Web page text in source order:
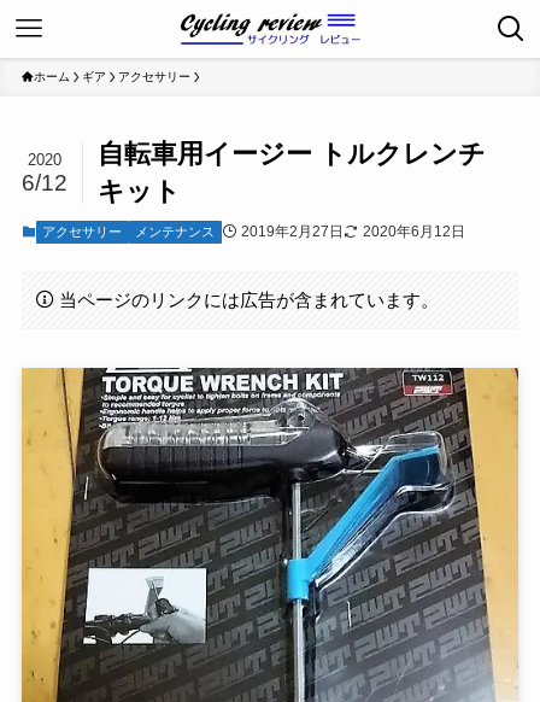
ホーム ギア アクセサリー
自転車用イージー トルクレンチ
キット
2020
6/12
アクセサリー メンテナンス 2019年2月27日 2020年6月12日
当ページのリンクには広告が含まれています。